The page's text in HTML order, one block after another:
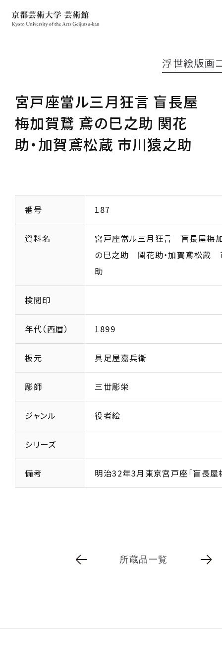
宮戸座當ル三月狂言 盲長屋
梅加賀鵞 鳶の巳之助 関花
助・加賀鳶松蔵 市川猿之助
浮世絵版画
番号 187
資料名
宮戸座當ル三月狂言 盲長屋梅
の巳之助 関花助・加賀鳶松蔵
助
検閲印
年代（西暦） 1899
板元 具足屋嘉兵衛
彫師 三丗彫栄
ジャンル 役者絵
シリーズ
備考 明治32年3月東京宮戸座「盲長屋
所蔵品一覧